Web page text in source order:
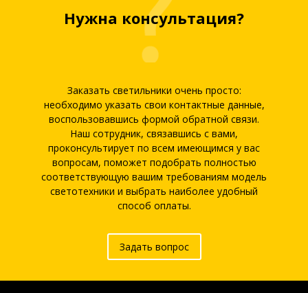
Нужна консультация?
Заказать светильники очень просто:
необходимо указать свои контактные данные,
воспользовавшись формой обратной связи.
Наш сотрудник, связавшись с вами,
проконсультирует по всем имеющимся у вас
вопросам, поможет подобрать полностью
соответствующую вашим требованиям модель
светотехники и выбрать наиболее удобный
способ оплаты.
Задать вопрос